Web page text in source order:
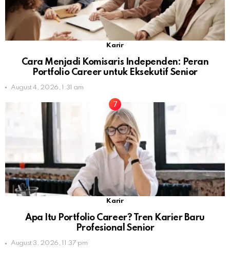
Karir
Cara Menjadi Komisaris Independen: Peran
Portfolio Career untuk Eksekutif Senior
August 4, 2026, 1:31 am
Karir
Apa Itu Portfolio Career? Tren Karier Baru
Profesional Senior
August 3, 2026, 11:37 pm